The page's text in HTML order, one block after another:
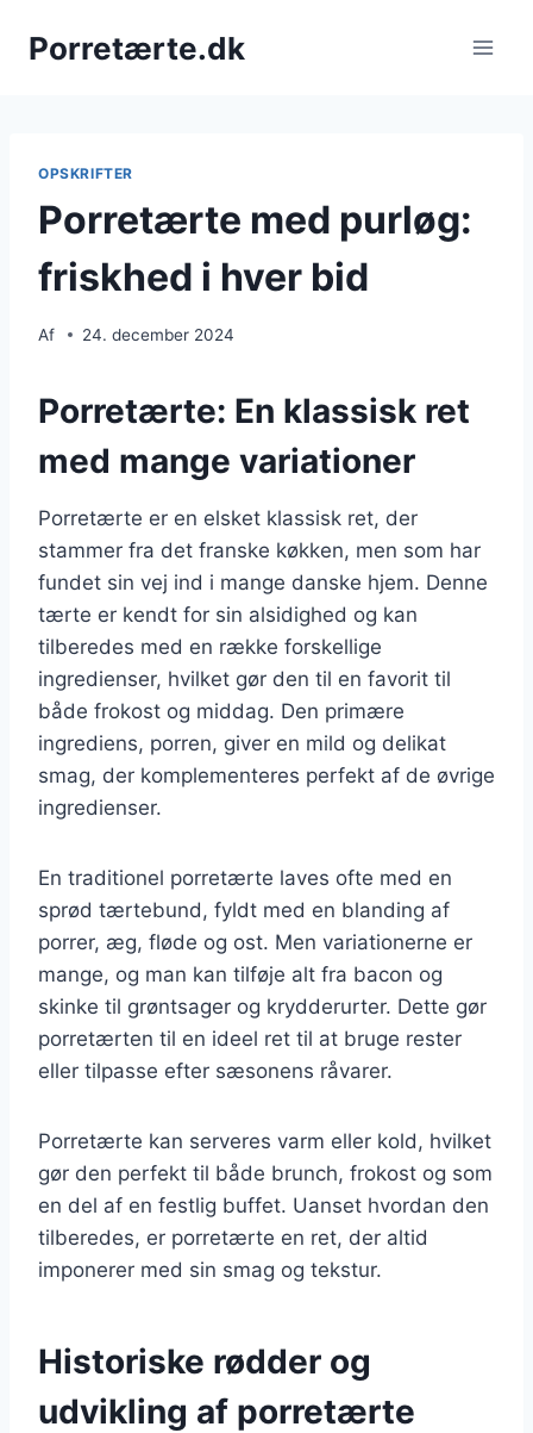
Porretærte.dk
OPSKRIFTER
Porretærte med purløg:
friskhed i hver bid
Af 24. december 2024
Porretærte: En klassisk ret
med mange variationer
Porretærte er en elsket klassisk ret, der
stammer fra det franske køkken, men som har
fundet sin vej ind i mange danske hjem. Denne
tærte er kendt for sin alsidighed og kan
tilberedes med en række forskellige
ingredienser, hvilket gør den til en favorit til
både frokost og middag. Den primære
ingrediens, porren, giver en mild og delikat
smag, der komplementeres perfekt af de øvrige
ingredienser.
En traditionel porretærte laves ofte med en
sprød tærtebund, fyldt med en blanding af
porrer, æg, fløde og ost. Men variationerne er
mange, og man kan tilføje alt fra bacon og
skinke til grøntsager og krydderurter. Dette gør
porretærten til en ideel ret til at bruge rester
eller tilpasse efter sæsonens råvarer.
Porretærte kan serveres varm eller kold, hvilket
gør den perfekt til både brunch, frokost og som
en del af en festlig buffet. Uanset hvordan den
tilberedes, er porretærte en ret, der altid
imponerer med sin smag og tekstur.
Historiske rødder og
udvikling af porretærte